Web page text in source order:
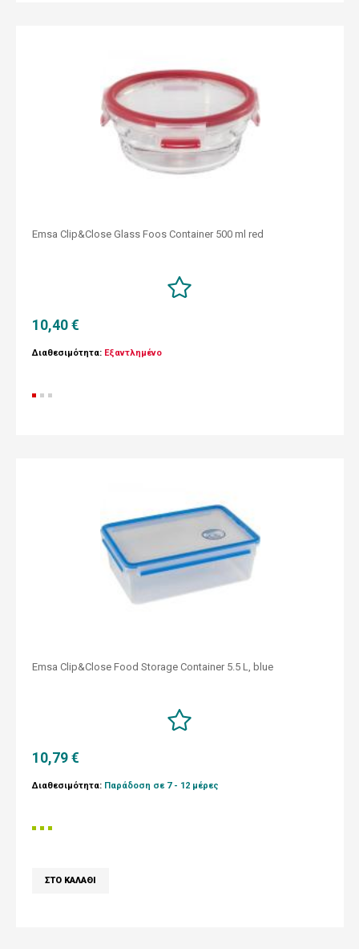
Emsa Clip&Close Glass Foos Container 500 ml red
10,40 €
Διαθεσιμότητα: Εξαντλημένο
Emsa Clip&Close Food Storage Container 5.5 L, blue
10,79 €
Διαθεσιμότητα: Παράδοση σε 7 - 12 μέρες